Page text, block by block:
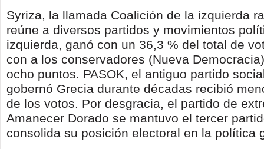
Syriza, la llamada Coalición de la izquierda
reúne a diversos partidos y movimientos
izquierda, ganó con un 36,3 % del total de
con a los conservadores (Nueva
ocho puntos. PASOK, el antiguo partido
gobernó Grecia durante décadas recibió
de los votos. Por desgracia, el partido de
Amanecer Dorado se mantuvo el tercer
consolida su posición electoral en la política